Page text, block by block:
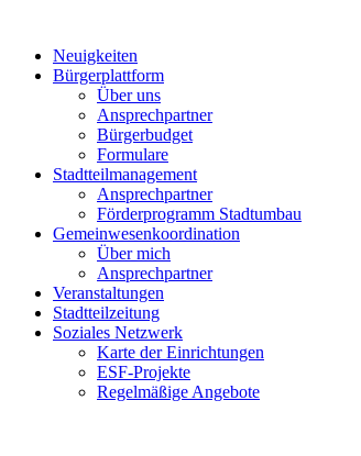
Neuigkeiten
Bürgerplattform
Über uns
Ansprechpartner
Bürgerbudget
Formulare
Stadtteilmanagement
Ansprechpartner
Förderprogramm Stadtumbau
Gemeinwesenkoordination
Über mich
Ansprechpartner
Veranstaltungen
Stadtteilzeitung
Soziales Netzwerk
Karte der Einrichtungen
ESF-Projekte
Regelmäßige Angebote